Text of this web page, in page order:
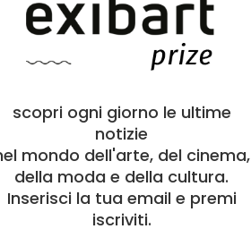
scopri ogni giorno le ultime
notizie
mondo dell'arte, del cinema,
della moda e della cultura.
Inserisci la tua email e premi
iscriviti.